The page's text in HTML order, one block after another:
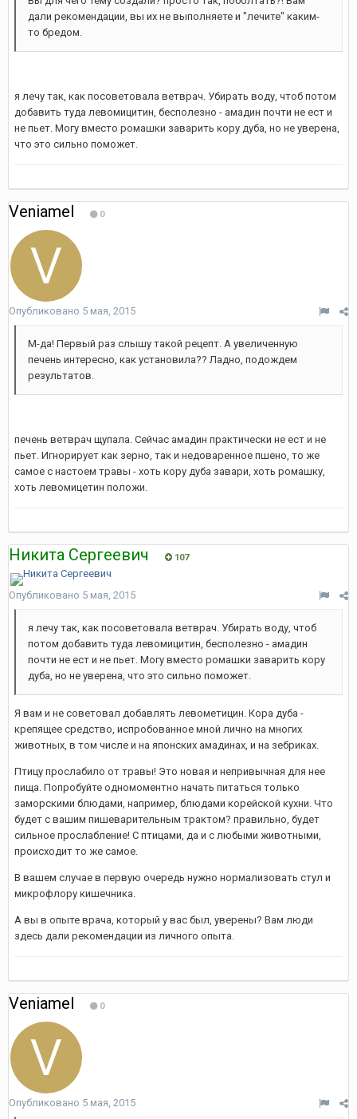
дали рекомендации, вы их не выполняете и "лечите" каким-
то бредом.
я лечу так, как посоветовала ветврач. Убирать воду, чтоб потом
добавить туда левомицитин, бесполезно - амадин почти не ест и
не пьет. Могу вместо ромашки заварить кору дуба, но не уверена,
что это сильно поможет.
Veniamel 0
Опубликовано 5 мая, 2015
М-да! Первый раз слышу такой рецепт. А увеличенную
печень интересно, как установила?? Ладно, подождем
результатов.
печень ветврач щупала. Сейчас амадин практически не ест и не
пьет. Игнорирует как зерно, так и недоваренное пшено, то же
самое с настоем травы - хоть кору дуба завари, хоть ромашку,
хоть левомицетин положи.
Никита Сергеевич 107
Опубликовано 5 мая, 2015
я лечу так, как посоветовала ветврач. Убирать воду, чтоб
потом добавить туда левомицитин, бесполезно - амадин
почти не ест и не пьет. Могу вместо ромашки заварить кору
дуба, но не уверена, что это сильно поможет.
Я вам и не советовал добавлять левометицин. Кора дуба -
крепящее средство, испробованное мной лично на многих
животных, в том числе и на японских амадинах, и на зебриках.
Птицу прослабило от травы! Это новая и непривычная для нее
пища. Попробуйте одномоментно начать питаться только
заморскими блюдами, например, блюдами корейской кухни. Что
будет с вашим пишеварительным трактом? правильно, будет
сильное прослабление! С птицами, да и с любыми животными,
происходит то же самое.
В вашем случае в первую очередь нужно нормализовать стул и
микрофлору кишечника.
А вы в опыте врача, который у вас был, уверены? Вам люди
здесь дали рекомендации из личного опыта.
Veniamel 0
Опубликовано 5 мая, 2015